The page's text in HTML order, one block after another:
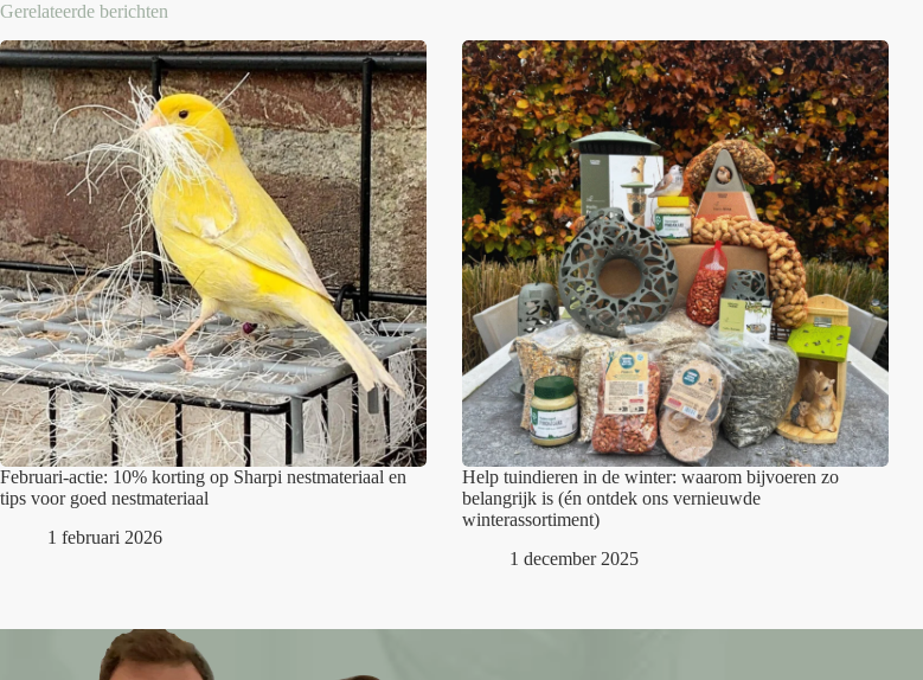
Gerelateerde berichten
Februari-actie: 10% korting op Sharpi nestmateriaal en
tips voor goed nestmateriaal
1 februari 2026
Help tuindieren in de winter: waarom bijvoeren zo
belangrijk is (én ontdek ons vernieuwde
winterassortiment)
1 december 2025